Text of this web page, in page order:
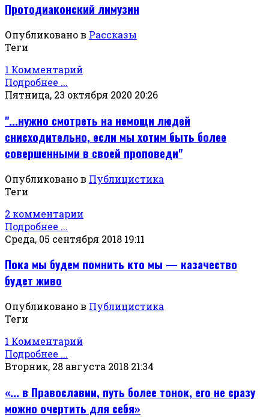
Протодиаконский лимузин
Опубликовано в Рассказы
Теги
1 Комментарий
Подробнее ...
Пятница, 23 октября 2020 20:26
"...нужно смотреть на немощи людей
снисходительно, если мы хотим быть более
совершенными в своей проповеди"
Опубликовано в Публицистика
Теги
2 комментарии
Подробнее ...
Среда, 05 сентября 2018 19:11
Пока мы будем помнить кто мы — казачество
будет живо
Опубликовано в Публицистика
Теги
1 Комментарий
Подробнее ...
Вторник, 28 августа 2018 21:34
«... в Православии, путь более тонок, его не сразу
можно очертить для себя»